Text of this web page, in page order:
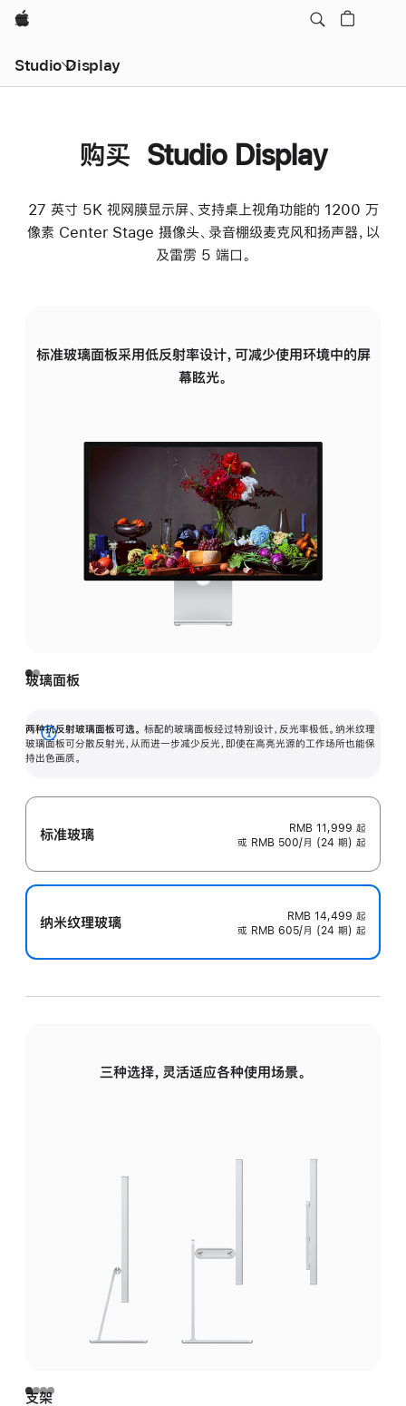
Apple
Studio Display
购买 Studio Display
27 英寸 5K 视网膜显示屏、支持桌上视角功能的 1200 万
像素 Center Stage 摄像头、录音棚级麦克风和扬声器，以
及雷雳 5 端口。
标准玻璃面板采用低反射率设计，可减少使用环境中的屏
幕眩光。
玻璃面板
两种抗反射玻璃面板可选。 标配的玻璃面板经过特别设计，反光率极低。纳米纹理
玻璃面板可分散反射光，从而进一步减少反光，即使在高亮光源的工作场所也能保
持出色画质。
展
开
标准玻璃 RMB 11,999 起
或 RMB 500/月 (24 期) 起
纳米纹理玻璃 RMB 14,499 起
或 RMB 605/月 (24 期) 起
三种选择，灵活适应各种使用场景。
支架